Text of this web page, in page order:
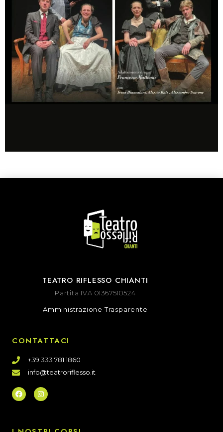
TEATRO RIFLESSO CHIANTI
Partita IVA 01367510524
Amministrazione Trasparente
CONTATTACI
+39 333 781 1860
info@teatroriflesso.it